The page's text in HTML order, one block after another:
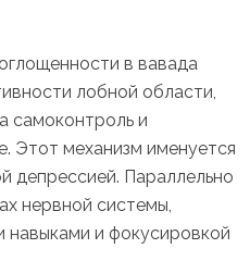
в вавада
лобной области,
самоконтроль и
Этот механизм именуется
депрессией. Параллельно
нервной системы,
навыками и фокусировкой